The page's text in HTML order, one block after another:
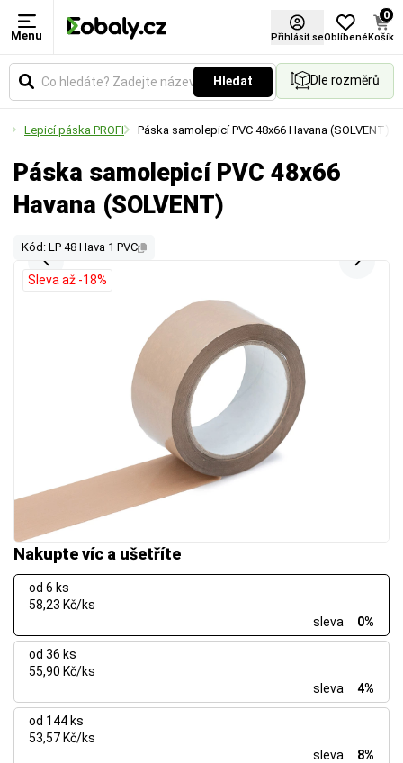
Menu Přihlásit seOblíbené
0
Košík
Hledat Dle rozměrů
Lepicí páska PROFI Páska samolepicí PVC 48x66 Havana (SOLVENT)
Páska samolepicí PVC 48x66
Havana (SOLVENT)
Kód: LP 48 Hava 1 PVC
Nakupte víc a ušetříte
od 6 ks
58,23 Kč/ks
sleva
0%
od 36 ks
55,90 Kč/ks
sleva
4%
od 144 ks
53,57 Kč/ks
sleva
8%
Sleva až -18%